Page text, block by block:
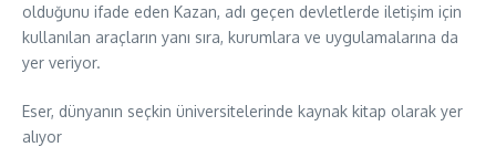
olduğunu ifade eden Kazan, adı geçen devletlerde iletişim için
kullanılan araçların yanı sıra, kurumlara ve uygulamalarına da
yer veriyor.
Eser, dünyanın seçkin üniversitelerinde kaynak kitap olarak yer
alıyor